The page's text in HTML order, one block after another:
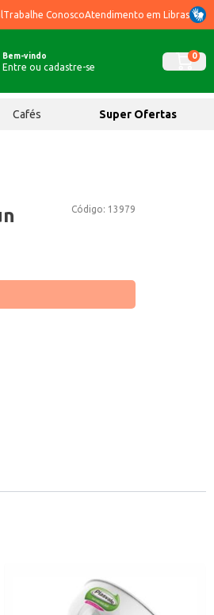
Trabalhe ConoscoAtendimento em Libras
Bem-vindo
Entre ou cadastre-se
0
Cafés Super Ofertas
Código: 13979